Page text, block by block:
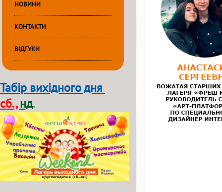
НОВИНИ
КОНТАКТИ
ВІДГУКИ
Табір вихідного дня
сб.,нд.